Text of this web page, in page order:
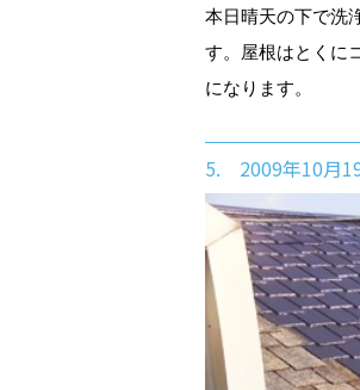
本日晴天の下で洗
す。屋根はとくに
になります。
5. 2009年10月